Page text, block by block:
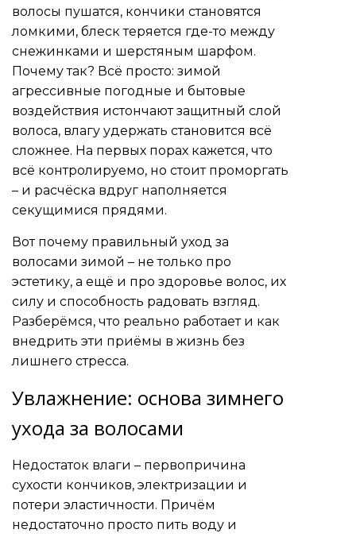
волосы пушатся, кончики становятся
ломкими, блеск теряется где-то между
снежинками и шерстяным шарфом.
Почему так? Всё просто: зимой
агрессивные погодные и бытовые
воздействия истончают защитный слой
волоса, влагу удержать становится всё
сложнее. На первых порах кажется, что
всё контролируемо, но стоит проморгать
– и расчёска вдруг наполняется
секущимися прядями.
Вот почему правильный уход за
волосами зимой – не только про
эстетику, а ещё и про здоровье волос, их
силу и способность радовать взгляд.
Разберёмся, что реально работает и как
внедрить эти приёмы в жизнь без
лишнего стресса.
Увлажнение: основа зимнего
ухода за волосами
Недостаток влаги – первопричина
сухости кончиков, электризации и
потери эластичности. Причём
недостаточно просто пить воду и